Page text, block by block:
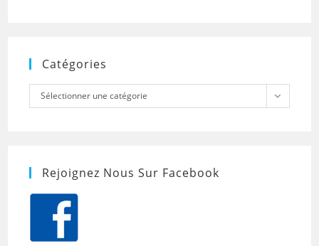
Catégories
Catégories
Sélectionner une catégorie
Rejoignez Nous Sur Facebook